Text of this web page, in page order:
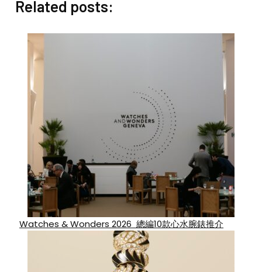
Related posts:
Watches & Wonders 2026 總編10款心水腕錶推介